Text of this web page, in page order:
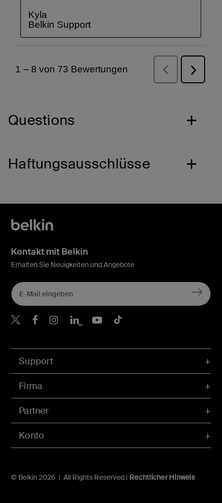
Questions
Haftungsausschlüsse
Konto
Support
Firma
Partner
© Belkin 2026 | All Rights Reserved | Rechtlicher Hinweis
Kontakt mit Belkin
Erhalten Sie Neuigkeiten und Angebote
Belkin Twitter
Belkin Facebook
Belkin Instagram
Belkin LinkedIn
Belkin Youtube
Belkin TikTok